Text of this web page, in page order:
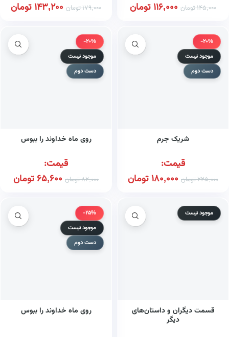
145,000تومان 116,000تومان 179,000تومان 143,200تومان
-20%
موجود نیست
دست دوم
شریک جرم
قیمت:
225,000تومان 180,000تومان
-20%
موجود نیست
دست دوم
روی ماه خداوند را ببوس
قیمت:
82,000تومان 65,600 تومان
موجود نیست
قسمت دیگران و داستان‌های
دیگر
-25%
موجود نیست
دست دوم
روی ماه خداوند را ببوس